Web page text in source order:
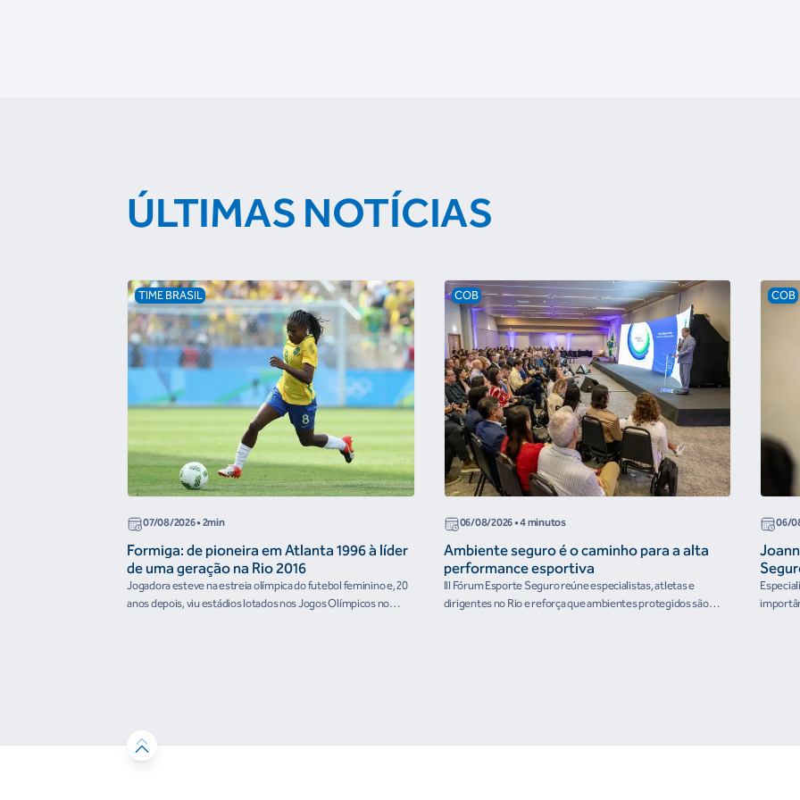
ÚLTIMAS NOTÍCIAS
TIME BRASIL
07/08/2026• 2min
Formiga: de pioneira em Atlanta 1996 à líder
de uma geração na Rio 2016
Jogadora esteve na estreia olímpica do futebol feminino e, 20
anos depois, viu estádios lotados nos Jogos Olímpicos no
COB
06/08/2026• 4 minutos
Ambiente seguro é o caminho para a alta
performance esportiva
III Fórum Esporte Seguro reúne especialistas, atletas e
dirigentes no Rio e reforça que ambientes protegidos são
COB
06/